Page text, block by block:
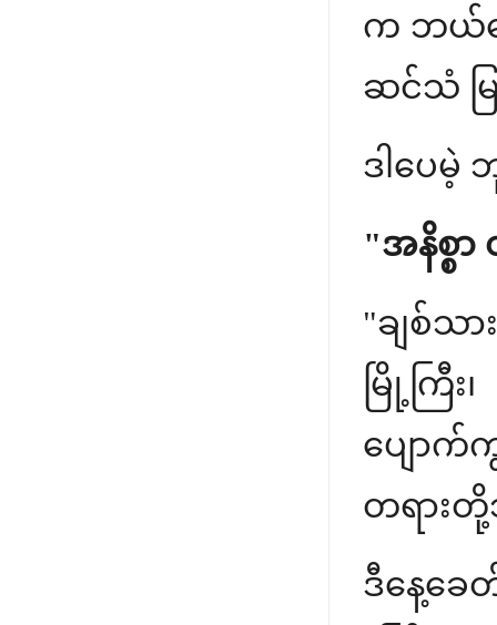
က ဘယ်လ
ဆင်သံ မ
ဒါပေမဲ့
"အနိစ္စာ
"ချစ်သ
မြို့ကြီ
ပျောက်
တရား
ဒီနေ့ခေ